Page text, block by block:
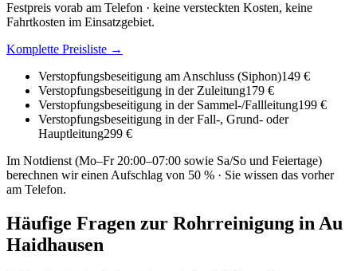
Festpreis vorab am Telefon · keine versteckten Kosten, keine
Fahrtkosten im Einsatzgebiet.
Komplette Preisliste →
Verstopfungsbeseitigung am Anschluss (Siphon)149 €
Verstopfungsbeseitigung in der Zuleitung179 €
Verstopfungsbeseitigung in der Sammel-/Fallleitung199 €
Verstopfungsbeseitigung in der Fall-, Grund- oder
Hauptleitung299 €
Im Notdienst (Mo–Fr 20:00–07:00 sowie Sa/So und Feiertage)
berechnen wir einen Aufschlag von 50 % · Sie wissen das vorher
am Telefon.
Häufige Fragen zur Rohrreinigung in Au
Haidhausen